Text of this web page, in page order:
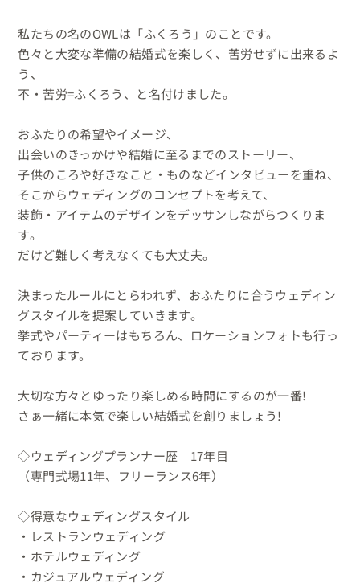
私たちの名のOWLは「ふくろう」のことです。
色々と大変な準備の結婚式を楽しく、苦労せずに出来るよ
う、
不・苦労=ふくろう、と名付けました。
おふたりの希望やイメージ、
出会いのきっかけや結婚に至るまでのストーリー、
子供のころや好きなこと・ものなどインタビューを重ね、
そこからウェディングのコンセプトを考えて、
装飾・アイテムのデザインをデッサンしながらつくりま
す。
だけど難しく考えなくても大丈夫。
決まったルールにとらわれず、おふたりに合うウェディン
グスタイルを提案していきます。
挙式やパーティーはもちろん、ロケーションフォトも行っ
ております。
大切な方々とゆったり楽しめる時間にするのが一番!
さぁ一緒に本気で楽しい結婚式を創りましょう!
◇ウェディングプランナー歴　17年目
（専門式場11年、フリーランス6年）
◇得意なウェディングスタイル
・レストランウェディング
・ホテルウェディング
・カジュアルウェディング